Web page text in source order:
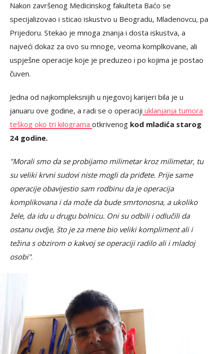
Nakon završenog Medicinskog fakulteta Baćo se
specijalizovao i sticao iskustvo u Beogradu, Mladenovcu, pa
Prijedoru. Stekao je mnoga znanja i dosta iskustva, a
najveći dokaz za ovo su mnoge, veoma komplkovane, ali
uspješne operacije koje je preduzeo i po kojima je postao
čuven.
Jedna od najkompleksnijih u njegovoj karijeri bila je u
januaru ove godine, a radi se o operaciji uklanjanja tumora
teškog oko tri kilograma otkrivenog kod mladića starog
24 godine.
"Morali smo da se probijamo milimetar kroz milimetar, tu
su veliki krvni sudovi niste mogli da priđete. Prije same
operacije obavijestio sam rodbinu da je operacija
komplikovana i da može da bude smrtonosna, a ukoliko
žele, da idu u drugu bolnicu. Oni su odbili i odlučili da
ostanu ovdje, što je za mene bio veliki kompliment ali i
težina s obzirom o kakvoj se operaciji radilo ali i mladoj
osobi".